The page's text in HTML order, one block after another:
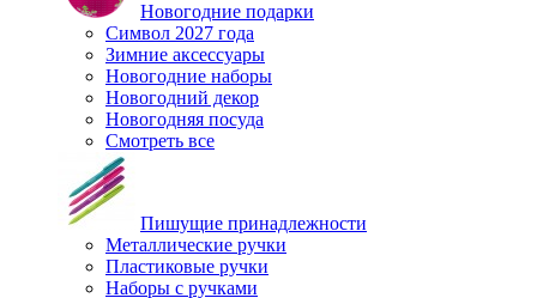
Новогодние подарки
Символ 2027 года
Зимние аксессуары
Новогодние наборы
Новогодний декор
Новогодняя посуда
Смотреть все
Пишущие принадлежности
Металлические ручки
Пластиковые ручки
Наборы с ручками